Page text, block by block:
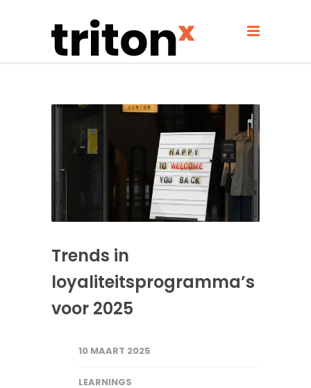
Trends in
loyaliteitsprogramma’s
voor 2025
10 MAART 2025
LEARNINGS